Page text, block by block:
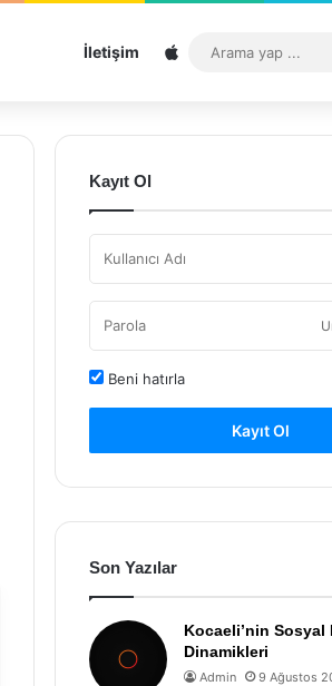
İletişim Sitemap
Kayıt Ol
Beni hatırla
Kayıt Ol
Son Yazılar
Kocaeli’nin Sosyal
Dinamikleri
Admin 9 Ağustos